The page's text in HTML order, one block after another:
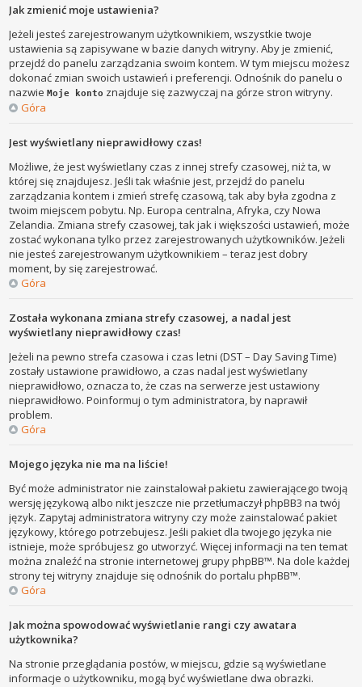
Jak zmienić moje ustawienia?
Jeżeli jesteś zarejestrowanym użytkownikiem, wszystkie twoje
ustawienia są zapisywane w bazie danych witryny. Aby je zmienić,
przejdź do panelu zarządzania swoim kontem. W tym miejscu możesz
dokonać zmian swoich ustawień i preferencji. Odnośnik do panelu o
nazwieMoje konto znajduje się zazwyczaj na górze stron witryny.
Góra
Jest wyświetlany nieprawidłowy czas!
Możliwe, że jest wyświetlany czas z innej strefy czasowej, niż ta, w
której się znajdujesz. Jeśli tak właśnie jest, przejdź do panelu
zarządzania kontem i zmień strefę czasową, tak aby była zgodna z
twoim miejscem pobytu. Np. Europa centralna, Afryka, czy Nowa
Zelandia. Zmiana strefy czasowej, tak jak i większości ustawień, może
zostać wykonana tylko przez zarejestrowanych użytkowników. Jeżeli
nie jesteś zarejestrowanym użytkownikiem – teraz jest dobry
moment, by się zarejestrować.
Góra
Została wykonana zmiana strefy czasowej, a nadal jest
wyświetlany nieprawidłowy czas!
Jeżeli na pewno strefa czasowa i czas letni (DST – Day Saving Time)
zostały ustawione prawidłowo, a czas nadal jest wyświetlany
nieprawidłowo, oznacza to, że czas na serwerze jest ustawiony
nieprawidłowo. Poinformuj o tym administratora, by naprawił
problem.
Góra
Mojego języka nie ma na liście!
Być może administrator nie zainstalował pakietu zawierającego twoją
wersję językową albo nikt jeszcze nie przetłumaczył phpBB3 na twój
język. Zapytaj administratora witryny czy może zainstalować pakiet
językowy, którego potrzebujesz. Jeśli pakiet dla twojego języka nie
istnieje, może spróbujesz go utworzyć. Więcej informacji na ten temat
można znaleźć na stronie internetowej grupy phpBB™. Na dole każdej
strony tej witryny znajduje się odnośnik do portalu phpBB™.
Góra
Jak można spowodować wyświetlanie rangi czy awatara
użytkownika?
Na stronie przeglądania postów, w miejscu, gdzie są wyświetlane
informacje o użytkowniku, mogą być wyświetlane dwa obrazki.